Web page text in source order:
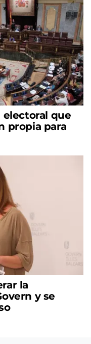
electoral que
propia para
la
y se